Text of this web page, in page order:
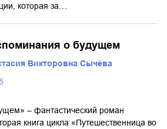
которая за…
о будущем
Викторовна Сычёва
– фантастический роман
книга цикла «Путешественница во